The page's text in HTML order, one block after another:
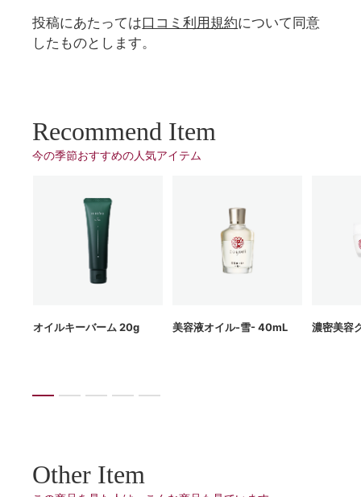
投稿にあたっては口コミ利用規約について同意
したものとします。
Recommend Item
今の季節おすすめの⼈気アイテム
オイルキーバーム 20g 美容液オイル-雪- 40mL 濃密美容
Other Item